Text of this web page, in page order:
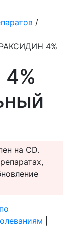
/
4%
на CD.